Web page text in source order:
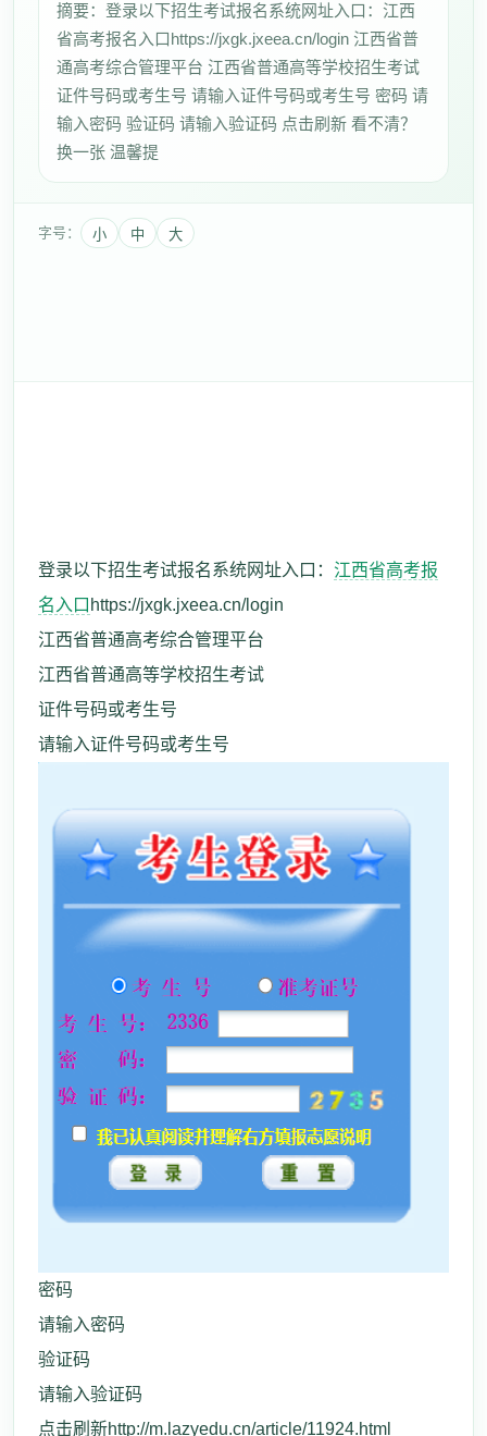
摘要：登录以下招生考试报名系统网址入口：江西
省高考报名入口https://jxgk.jxeea.cn/login 江西省普
通高考综合管理平台 江西省普通高等学校招生考试
证件号码或考生号 请输入证件号码或考生号 密码 请
输入密码 验证码 请输入验证码 点击刷新 看不清？
换一张 温馨提
字号： 小 中 大
登录以下招生考试报名系统网址入口： 江西省高考报
名入口 https://jxgk.jxeea.cn/login
江西省普通高考综合管理平台
江西省普通高等学校招生考试
证件号码或考生号
请输入证件号码或考生号
密码
请输入密码
验证码
请输入验证码
点击刷新http://m.lazyedu.cn/article/11924.html